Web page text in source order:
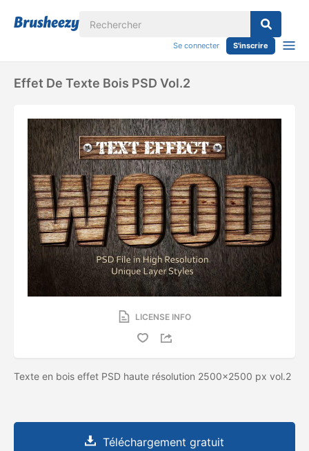
Se connecter S'inscrire
Effet De Texte Bois PSD Vol.2
LICENSE INFO
Texte en bois effet PSD haute résolution 2500x2500 px vol.2
Téléchargement gratuit